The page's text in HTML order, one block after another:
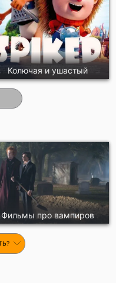
Колючая и ушастый
Фильмы про вампиров